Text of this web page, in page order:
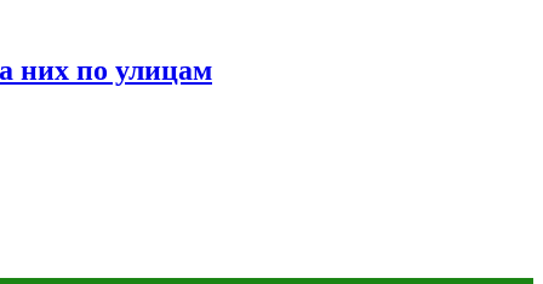
них по улицам